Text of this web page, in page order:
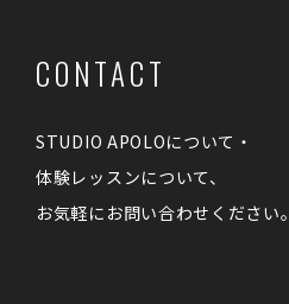
CONTACT
STUDIO APOLOについて・
体験レッスンについて、
お気軽にお問い合わせください。